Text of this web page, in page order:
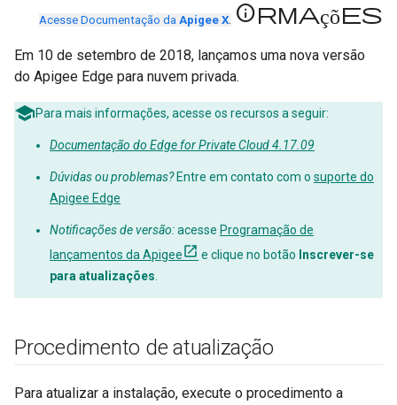
Acesse Documentação da Apigee X. informações
Em 10 de setembro de 2018, lançamos uma nova versão
do Apigee Edge para nuvem privada.
Para mais informações, acesse os recursos a seguir:
Documentação do Edge for Private Cloud 4.17.09
Dúvidas ou problemas?Entre em contato com o suporte do
Apigee Edge
Notificações de versão:acesse Programação de
lançamentos da Apigee
e clique no botão Inscrever-se
para atualizações
Procedimento de atualização
Para atualizar a instalação, execute o procedimento a